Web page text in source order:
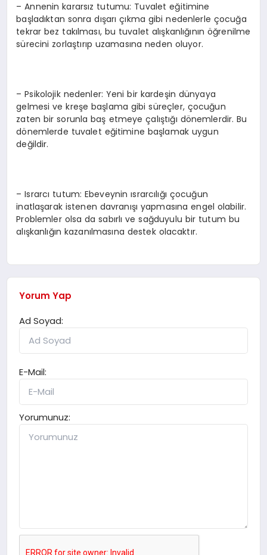
– Annenin kararsız tutumu: Tuvalet eğitimine
başladıktan sonra dışarı çıkma gibi nedenlerle çocuğa
tekrar bez takılması, bu tuvalet alışkanlığının öğrenilme
sürecini zorlaştırıp uzamasına neden oluyor.
– Psikolojik nedenler: Yeni bir kardeşin dünyaya
gelmesi ve kreşe başlama gibi süreçler, çocuğun
zaten bir sorunla baş etmeye çalıştığı dönemlerdir. Bu
dönemlerde tuvalet eğitimine başlamak uygun
değildir.
– Israrcı tutum: Ebeveynin ısrarcılığı çocuğun
inatlaşarak istenen davranışı yapmasına engel olabilir.
Problemler olsa da sabırlı ve sağduyulu bir tutum bu
alışkanlığın kazanılmasına destek olacaktır.
Yorum Yap
Ad Soyad:
E-Mail:
Yorumunuz: